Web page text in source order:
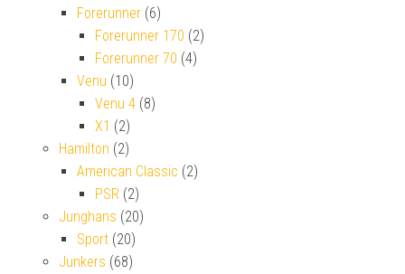
Forerunner (6)
Forerunner 170 (2)
Forerunner 70 (4)
Venu (10)
Venu 4 (8)
X1 (2)
Hamilton (2)
American Classic (2)
PSR (2)
Junghans (20)
Sport (20)
Junkers (68)